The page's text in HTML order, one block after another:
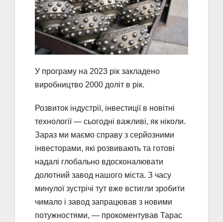
У програму на 2023 рік закладено
виробництво 2000 доліт в рік.
Розвиток індустрії, інвестиції в новітні
технології — сьогодні важливі, як ніколи.
Зараз ми маємо справу з серйозними
інвесторами, які розвивають та готові
надалі глобально вдосконалювати
долотний завод нашого міста. З часу
минулої зустрічі тут вже встигли зробити
чимало і завод запрацював з новими
потужностями, — прокоментував Тарас